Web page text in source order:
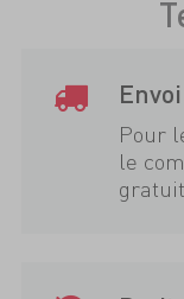
Pour
le